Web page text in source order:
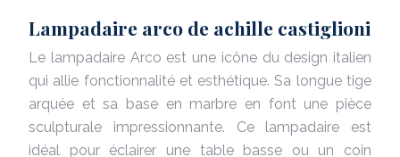
Lampadaire arco de achille castiglioni
Le lampadaire Arco est une icône du design italien
qui allie fonctionnalité et esthétique. Sa longue tige
arquée et sa base en marbre en font une pièce
sculpturale impressionnante. Ce lampadaire est
idéal pour éclairer une table basse ou un coin